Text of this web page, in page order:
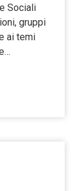
Sociali
gruppi
ai temi